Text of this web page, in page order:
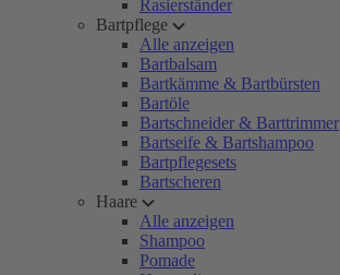
Rasierständer
Bartpflege
Alle anzeigen
Bartbalsam
Bartkämme & Bartbürsten
Bartöle
Bartschneider & Barttrimmer
Bartseife & Bartshampoo
Bartpflegesets
Bartscheren
Haare
Alle anzeigen
Shampoo
Pomade